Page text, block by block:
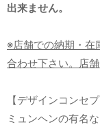
出来ません。
※店舗での納期・在
合わせ下さい。店
【デザインコンセプ
ミュンヘンの有名